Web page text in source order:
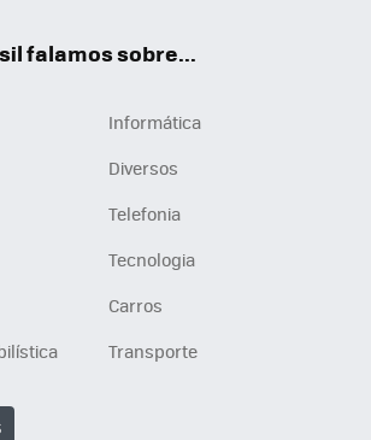
falamos sobre...
Informática
Diversos
Telefonia
Tecnologia
Carros
Transporte